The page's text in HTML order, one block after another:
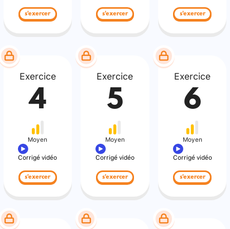
s'exercer s'exercer s'exercer
Exercice
4
Moyen
Corrigé vidéo
s'exercer
Exercice
5
Moyen
Corrigé vidéo
s'exercer
Exercice
6
Moyen
Corrigé vidéo
s'exercer